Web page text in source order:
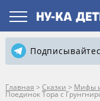
Главная > Сказки > Мифы
Поединок Тора с